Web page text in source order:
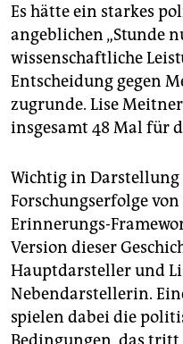
Es hätte ein starkes
angeblichen „Stunde
wissenschaftliche
Entscheidung gegen
zugrunde. Lise
insgesamt 48 Mal für
Wichtig in Darstellung
Forschungserfolge
Erinnerungs-
Version dieser
Hauptdarsteller und
Nebendarstellerin.
spielen dabei die